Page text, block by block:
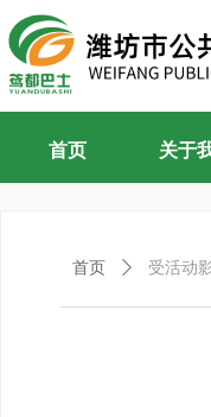
首页 关于
首页 ꄲ 受活动